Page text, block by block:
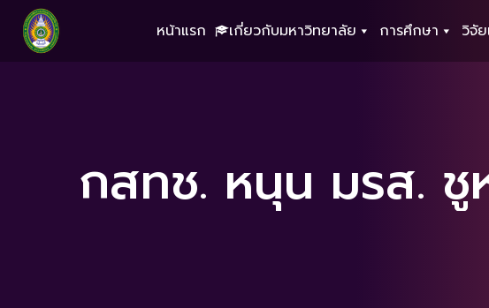
หน้าแรก เกี่ยวกับมหาวิทยาลัย การศึกษา วิจั
กสทช. หนุน มรส.